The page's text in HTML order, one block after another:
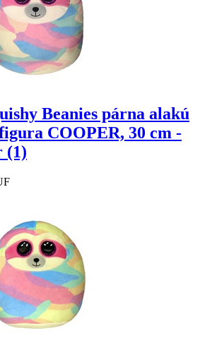
Beanies párna alakú
COOPER, 30 cm -
(1)